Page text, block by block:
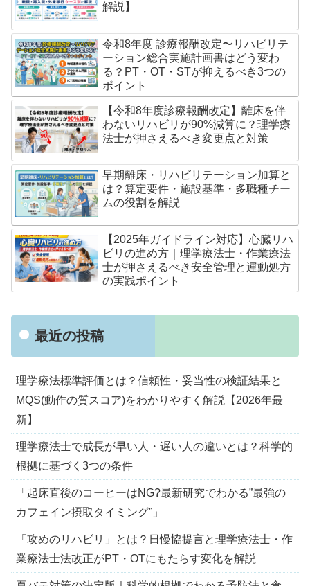
解説】
令和8年度 診療報酬改定〜リハビリテ
ーション総合実施計画書はどう変わ
る？PT・OT・STが抑えるべき3つの
ポイント
【令和8年度診療報酬改定】離床を伴
わないリハビリが90%減算に？理学療
法士が押さえるべき変更点と対策
早期離床・リハビリテーション加算と
は？算定要件・施設基準・多職種チー
ムの役割を解説
【2025年ガイドライン対応】心臓リハ
ビリの進め方｜理学療法士・作業療法
士が押さえるべき安全管理と運動処方
の実践ポイント
最近の投稿
理学療法標準評価とは？信頼性・妥当性の検証結果と
MQS(動作の質スコア)をわかりやすく解説【2026年最
新】
理学療法士で成長が早い人・遅い人の違いとは？科学的
根拠に基づく3つの条件
「起床直後のコーヒーはNG?最新研究でわかる”最強の
カフェイン摂取タイミング”」
「攻めのリハビリ」とは？日慢協提言と理学療法士・作
業療法士法改正がPT・OTにもたらす変化を解説